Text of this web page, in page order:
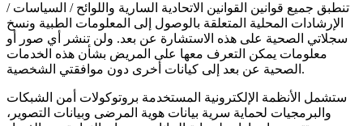
تنطبق جميع قوانين القوانين الاتحادية السارية واللوائح / السياسات /
الإرشادات المحلية المتعلقة بالوصول إلى المعلومات الطبية ونسخ
سجلاتي الصحية على هذه الاستشارة عن بعد. ولن تنشر أي صور أو
معلومات يمكن التعرف معها على المريض بشأن هذه الخدمات
الصحية عن بعد إلى كيانات أخرى دون موافقتي الشخصية.
ستشمل الأنظمة الإلكترونية المستخدمة بروتوكولات أمن الشبكات
والبرمجيات لحماية سرية بيانات هوية المرضى وبيانات التصوير،